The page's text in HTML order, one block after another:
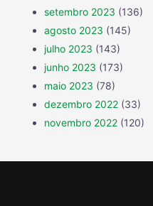
setembro 2023 (136)
agosto 2023 (145)
julho 2023 (143)
junho 2023 (173)
maio 2023 (78)
dezembro 2022 (33)
novembro 2022 (120)